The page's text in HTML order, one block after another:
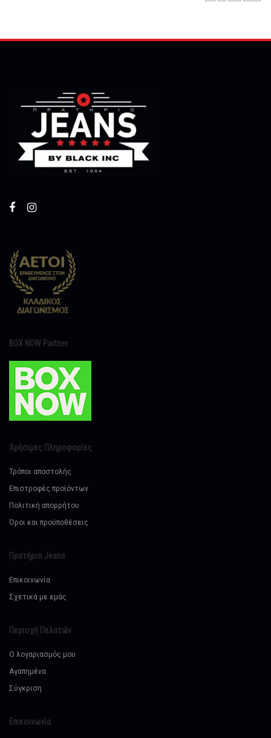
BOX NOW Partner
Χρήσιμες Πληροφορίες
Τρόποι αποστολής
Επιστροφές προϊόντων
Πολιτική απορρήτου
Όροι και προϋποθέσεις
Πρατήριο Jeans
Επικοινωνία
Σχετικά με εμάς
Περιοχή Πελατών
Ο λογαριασμός μου
Αγαπημένα
Σύγκριση
Επικοινωνία